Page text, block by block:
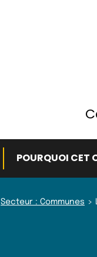
POURQUOI CET
Secteur : Communes